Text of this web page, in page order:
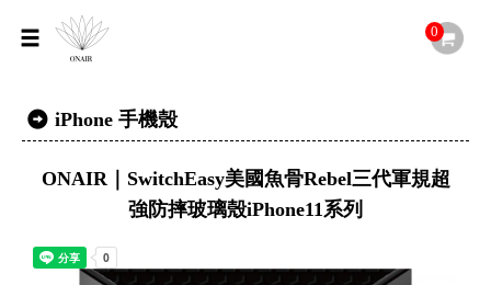
0
iPhone 手機殼
ONAIR｜SwitchEasy美國魚骨Rebel三代軍規超
強防摔玻璃殼iPhone11系列